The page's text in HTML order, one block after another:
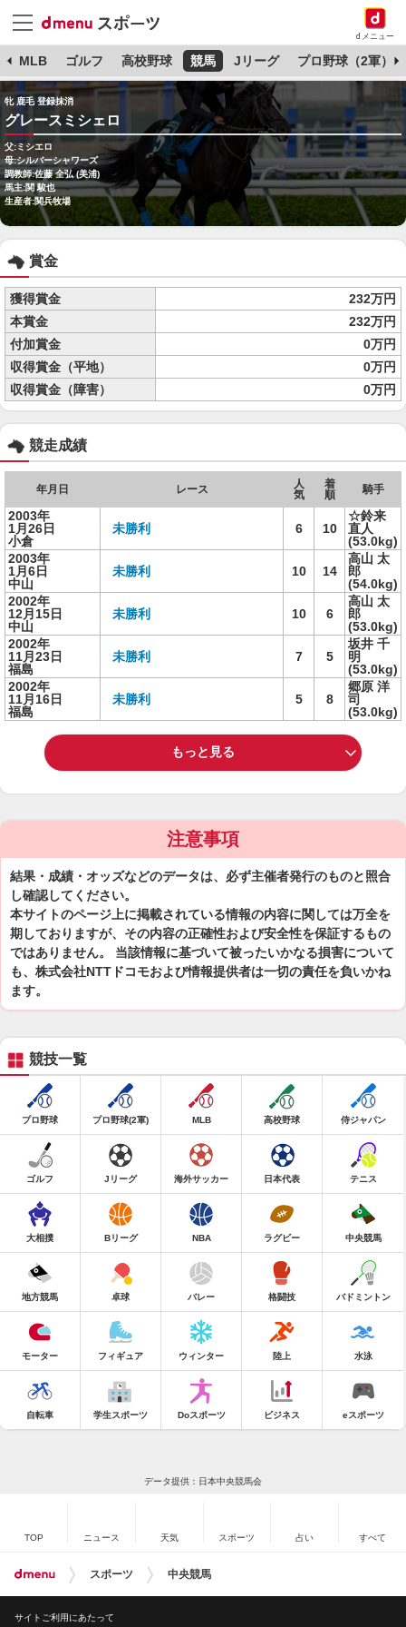
dメニュー
MLB ゴルフ 高校野球 競馬 Jリーグ プロ野球（2軍）
牝 鹿毛 登録抹消
グレースミシェロ
父:ミシエロ
母:シルバーシャワーズ
調教師:佐藤 全弘 (美浦)
馬主:関 駿也
生産者:関兵牧場
賞金
獲得賞金
232万円
本賞金
232万円
付加賞金
0万円
収得賞金（平地）
0万円
収得賞金（障害）
0万円
競走成績
年月日 レース
人
気
着
順
騎手
2003年
1月26日
小倉
未勝利 6 10
☆鈴来
直人
(53.0kg)
2003年
1月6日
中山
未勝利 10 14
高山 太
郎
(54.0kg)
2002年
12月15日
中山
未勝利 10 6
高山 太
郎
(53.0kg)
2002年
11月23日
福島
未勝利 7 5
坂井 千
明
(53.0kg)
2002年
11月16日
福島
未勝利 5 8
郷原 洋
司
(53.0kg)
もっと見る
注意事項
結果・成績・オッズなどのデータは、必ず主催者発行のものと照合
し確認してください。
本サイトのページ上に掲載されている情報の内容に関しては万全を
期しておりますが、その内容の正確性および安全性を保証するもの
ではありません。 当該情報に基づいて被ったいかなる損害について
も、株式会社NTTドコモおよび情報提供者は一切の責任を負いかね
ます。
競技一覧
プロ野球 プロ野球(2軍) MLB 高校野球 侍ジャパン
ゴルフ Jリーグ 海外サッカー 日本代表 テニス
大相撲 Bリーグ NBA ラグビー 中央競馬
地方競馬 卓球 バレー 格闘技 バドミントン
モーター フィギュア ウィンター 陸上 水泳
自転車 学生スポーツ Doスポーツ ビジネス eスポーツ
データ提供：日本中央競馬会
TOP ニュース 天気 スポーツ 占い すべて
スポーツ 中央競馬
サイトご利用にあたって